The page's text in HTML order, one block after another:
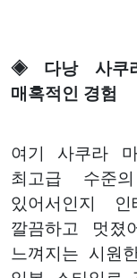
◈ 다낭 사쿠
매혹적인 경험
여기 사쿠라
최고급 수준
있어서인지
깔끔하고 멋졌
느껴지는 시원